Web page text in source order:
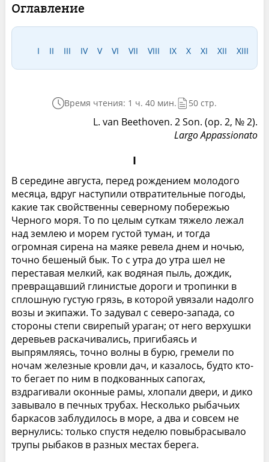
Оглавление
I II III IV V VI VII VIII IX X XI XII XIII
Время чтения: 1 ч. 40 мин. 50 стр.
L. van Beethoven. 2 Son. (op. 2, № 2).
Largo Appassionato
I
В середине августа, перед рождением молодого
месяца, вдруг наступили отвратительные погоды,
какие так свойственны северному побережью
Черного моря. То по целым суткам тяжело лежал
над землею и морем густой туман, и тогда
огромная сирена на маяке ревела днем и ночью,
точно бешеный бык. То с утра до утра шел не
переставая мелкий, как водяная пыль, дождик,
превращавший глинистые дороги и тропинки в
сплошную густую грязь, в которой увязали надолго
возы и экипажи. То задувал с северо-запада, со
стороны степи свирепый ураган; от него верхушки
деревьев раскачивались, пригибаясь и
выпрямляясь, точно волны в бурю, гремели по
ночам железные кровли дач, и казалось, будто кто-
то бегает по ним в подкованных сапогах,
вздрагивали оконные рамы, хлопали двери, и дико
завывало в печных трубах. Несколько рыбачьих
баркасов заблудилось в море, а два и совсем не
вернулись: только спустя неделю повыбрасывало
трупы рыбаков в разных местах берега.